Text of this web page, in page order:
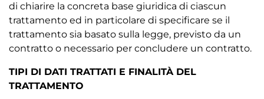
di chiarire la concreta base giuridica di ciascun
trattamento ed in particolare di specificare se il
trattamento sia basato sulla legge, previsto da un
contratto o necessario per concludere un contratto.
TIPI DI DATI TRATTATI E FINALITÀ DEL
TRATTAMENTO